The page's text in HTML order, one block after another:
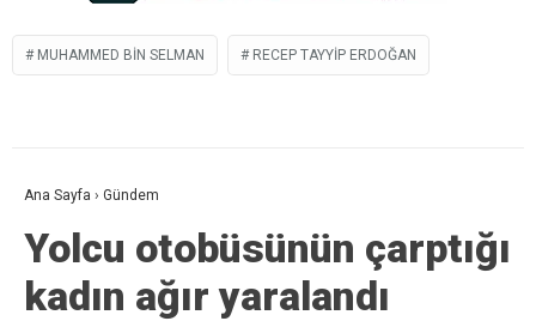
MUHAMMED BIN SELMAN RECEP TAYYIP ERDOĞAN
Ana Sayfa › Gündem
Yolcu otobüsünün çarptığı
kadın ağır yaralandı